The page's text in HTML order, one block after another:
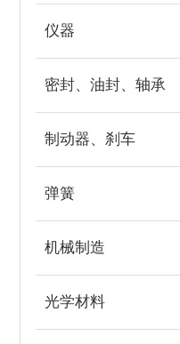
仪器
密封、油封、轴承
制动器、刹车
弹簧
机械制造
光学材料